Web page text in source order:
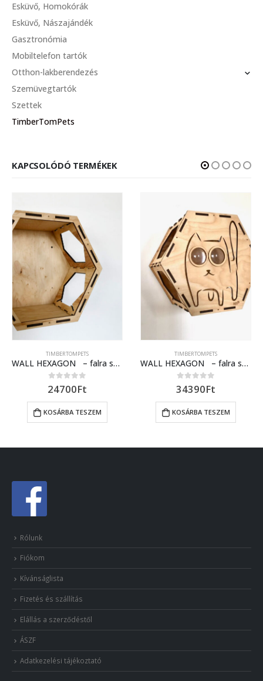
Esküvő, Homokórák
Esküvő, Nászajándék
Gasztronómia
Mobiltelefon tartók
Otthon-lakberendezés
Szemüvegtartók
Szettek
TimberTomPets
KAPCSOLÓDÓ TERMÉKEK
TIMBERTOMPETS
WALL HEXAGON – falra szerelhető pihenő/ház cicáknak
0out of 5
24700Ft
KOSÁRBA TESZEM
TIMBERTOMPETS
WALL HEXAGON – falra szerelhető macskaház / cicapihenő 4.
0out of 5
34390Ft
KOSÁRBA TESZEM
Rólunk
Fiókom
Kívánságlista
Fizetés és szállítás
Elállás a szerződéstől
ÁSZF
Adatkezelési tájékoztató